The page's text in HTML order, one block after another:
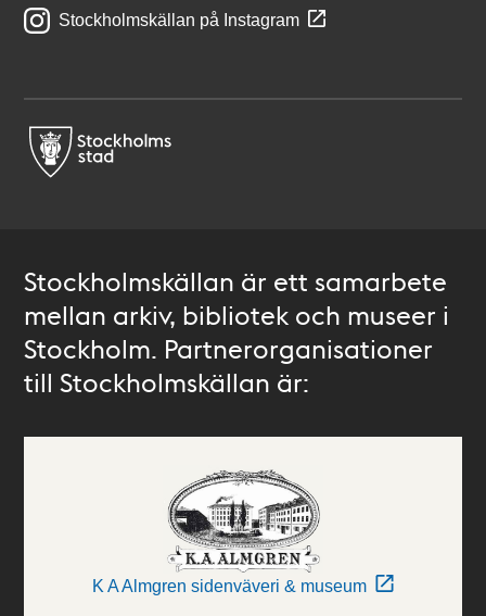
Stockholmskällan på Instagram
Stockholmskällan är ett samarbete
mellan arkiv, bibliotek och museer i
Stockholm. Partnerorganisationer
till Stockholmskällan är:
K A Almgren sidenväveri & museum